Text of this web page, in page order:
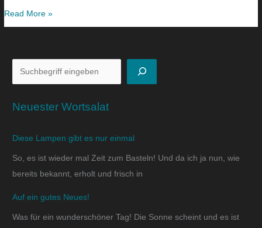
Read More »
Neuester Wortsalat
Diese Lampen gibt es nur einmal
So, es ist wieder mal Zeit zum Basteln! Und da ich ja nun, wie
bereits bekannt, erholt und frisch in
Auf ein gutes Neues!
Was für ein wunderschöner Tag! Die Sonne scheint und es ist